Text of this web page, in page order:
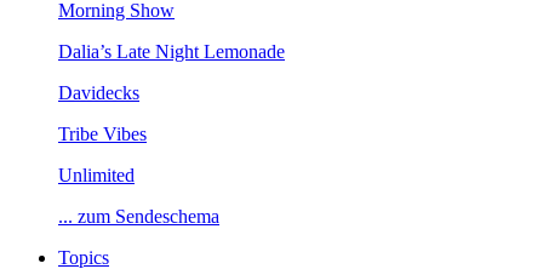
MorningShow
Dalia’sLateNightLemonade
Davidecks
TribeVibes
Unlimited
...zumSendeschema
Topics